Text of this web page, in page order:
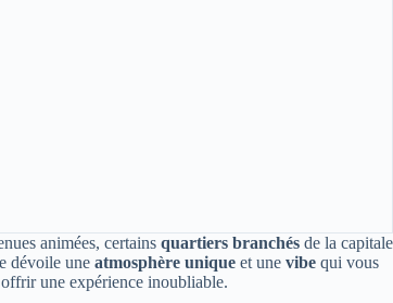
animées, certains quartiers branchés de la capitale
dévoile une atmosphère unique et une vibe qui vous
une expérience inoubliable.